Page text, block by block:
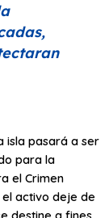
isla pasará a ser
para la
el Crimen
activo deje de
destine a fines